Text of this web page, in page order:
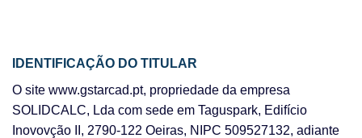
IDENTIFICAÇÃO DO TITULAR
O site www.gstarcad.pt, propriedade da empresa
SOLIDCALC, Lda com sede em Taguspark, Edifício
Inovovção II, 2790-122 Oeiras, NIPC 509527132, adiante